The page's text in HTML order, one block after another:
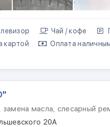
Чай / кофе
картой
Оплата
замена масла, слесарный
20А